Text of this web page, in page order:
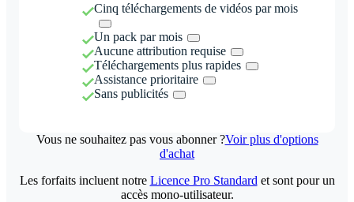
Cinq téléchargements de vidéos par mois
Un pack par mois
Aucune attribution requise
Téléchargements plus rapides
Assistance prioritaire
Sans publicités
Vous ne souhaitez pas vous abonner ?Voir plus d'options
d'achat
Les forfaits incluent notre Licence Pro Standard et sont pour un
accès mono-utilisateur.